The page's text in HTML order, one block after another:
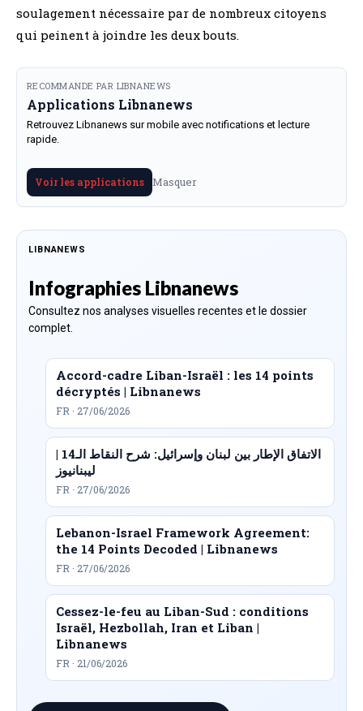
soulagement nécessaire par de nombreux citoyens
qui peinent à joindre les deux bouts.
RECOMMANDE PAR LIBNANEWS
Applications Libnanews
Retrouvez Libnanews sur mobile avec notifications et lecture
rapide.
Voir les applications Masquer
LIBNANEWS
Infographies Libnanews
Consultez nos analyses visuelles recentes et le dossier
complet.
Accord-cadre Liban-Israël : les 14 points
décryptés | Libnanews
FR · 27/06/2026
الاتفاق الإطار بين لبنان وإسرائيل: شرح النقاط الـ14 |
ليبنانيوز
FR · 27/06/2026
Lebanon-Israel Framework Agreement:
the 14 Points Decoded | Libnanews
FR · 27/06/2026
Cessez-le-feu au Liban-Sud : conditions
Israël, Hezbollah, Iran et Liban |
Libnanews
FR · 21/06/2026